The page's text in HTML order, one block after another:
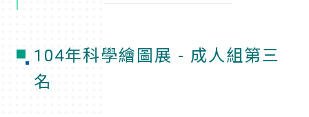
104年科學繪圖展 - 成人組第三
名